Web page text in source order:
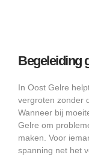
Begeleiding
In Oost Gelre
vergroten zonder
Wanneer bij
Gelre om
maken. Voor
spanning net het